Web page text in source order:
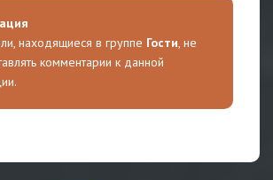
находящиеся в группе Гости, не
комментарии к данной